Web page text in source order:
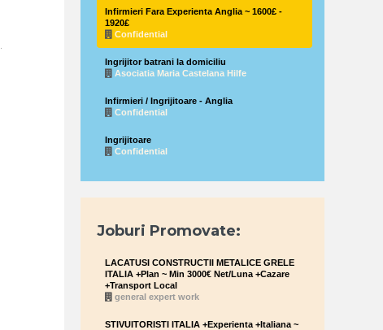
Infirmieri Fara Experienta Anglia ~ 1600£ -
1920£
Confidential
Ingrijitor batrani la domiciliu
Asociatia Maria Castelana Hilfe
Infirmieri / Ingrijitoare - Anglia
Confidential
Ingrijitoare
Confidential
Joburi Promovate:
LACATUSI CONSTRUCTII METALICE GRELE
ITALIA +Plan ~ Min 3000€ Net/Luna +Cazare
+Transport Local
general expert work
STIVUITORISTI ITALIA +Experienta +Italiana ~